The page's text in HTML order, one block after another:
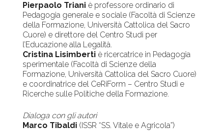
Pierpaolo Triani è professore ordinario di
Pedagogia generale e sociale (Facoltà di Scienze
della Formazione, Università Cattolica del Sacro
Cuore) e direttore del Centro Studi per
l’Educazione alla Legalità.
Cristina Lisimberti è ricercatrice in Pedagogia
sperimentale (Facoltà di Scienze della
Formazione, Università Cattolica del Sacro Cuore)
e coordinatrice del CeRiForm – Centro Studi e
Ricerche sulle Politiche della Formazione.
Dialoga con gli autori
Marco Tibaldi (ISSR “SS. Vitale e Agricola”)